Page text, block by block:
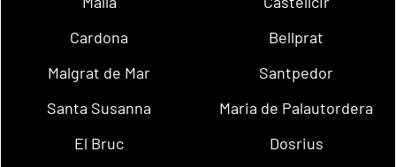
Cardona
Bellprat
Malgrat de Mar
Santpedor
Santa Susanna
Maria de Palautordera
El Bruc
Dosrius